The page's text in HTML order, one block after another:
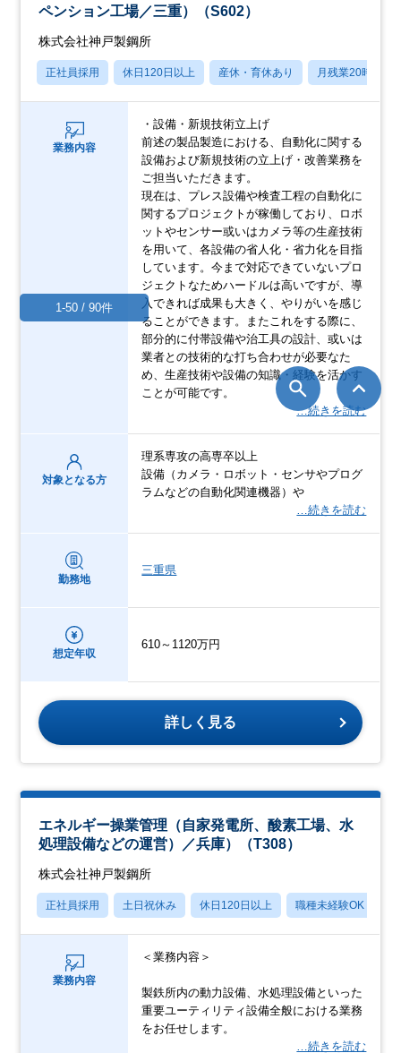
ペンション工場／三重）（S602）
株式会社神戸製鋼所
正社員採用 休日120日以上 産休・育休あり 月残業20時間以
業務内容
・設備・新規技術立上げ
前述の製品製造における、自動化に関する
設備および新規技術の立上げ・改善業務を
ご担当いただきます。
現在は、プレス設備や検査工程の自動化に
関するプロジェクトが稼働しており、ロボ
ットやセンサー或いはカメラ等の生産技術
を用いて、各設備の省人化・省力化を目指
しています。今まで対応できていないプロ
ジェクトなためハードルは高いですが、導
入できれば成果も大きく、やりがいを感じ
ることができます。またこれをする際に、
部分的に付帯設備や治工具の設計、或いは
業者との技術的な打ち合わせが必要なた
め、生産技術や設備の知識・経験を活かす
ことが可能です。
…続きを読む
対象となる方
理系専攻の高専卒以上
設備（カメラ・ロボット・センサやプログ
ラムなどの自動化関連機器）や
…続きを読む
勤務地
三重県
想定年収
610～1120万円
詳しく見る
エネルギー操業管理（自家発電所、酸素工場、水
処理設備などの運営）／兵庫）（T308）
株式会社神戸製鋼所
正社員採用 土日祝休み 休日120日以上 職種未経験OK
業務内容
＜業務内容＞
製鉄所内の動力設備、水処理設備といった
重要ユーティリティ設備全般における業務
をお任せします。
…続きを読む
1-50 / 90件